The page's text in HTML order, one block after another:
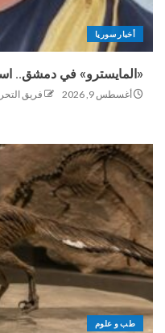
أخبار سوريا
«المايسترو» في دمشق..
أغسطس 9, 2026 فريق
طب و علوم